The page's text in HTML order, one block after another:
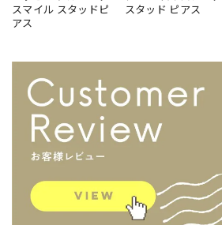
スマイル スタッドピ
アス
スタッド ピアス